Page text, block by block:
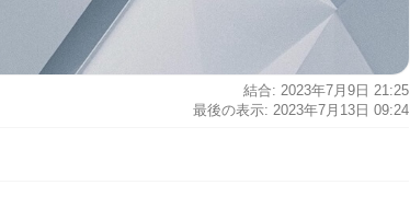
結合: 2023年7月9日 21:25
最後の表示: 2023年7月13日 09:24